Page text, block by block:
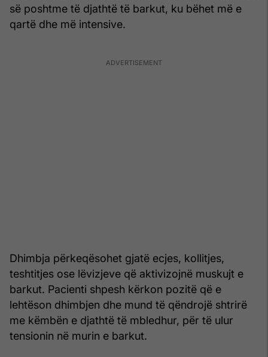
së poshtme të djathtë të barkut, ku bëhet më e
qartë dhe më intensive.
Dhimbja përkeqësohet gjatë ecjes, kollitjes,
teshtitjes ose lëvizjeve që aktivizojnë muskujt e
barkut. Pacienti shpesh kërkon pozitë që e
lehtëson dhimbjen dhe mund të qëndrojë shtrirë
me këmbën e djathtë të mbledhur, për të ulur
tensionin në murin e barkut.